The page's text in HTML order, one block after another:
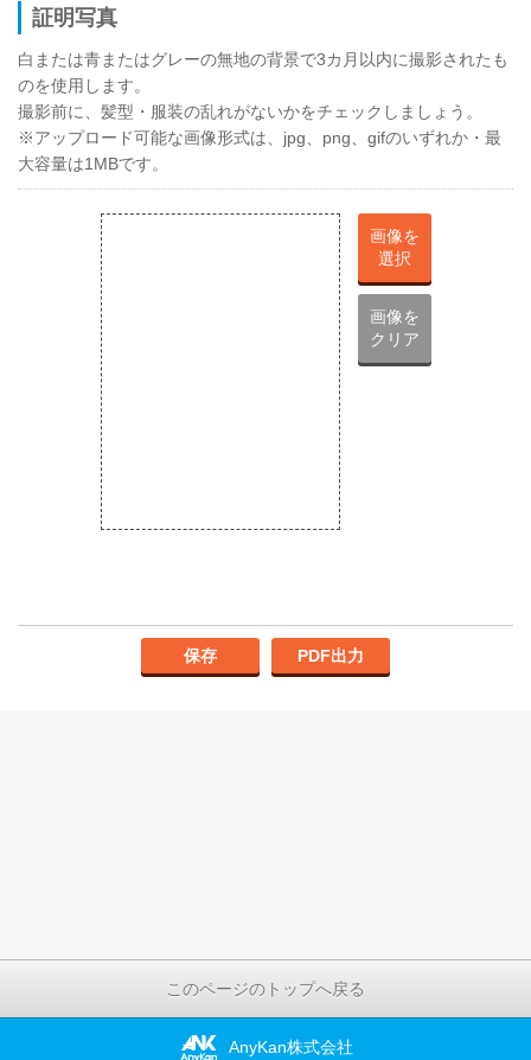
証明写真
白または青またはグレーの無地の背景で3カ月以内に撮影されたも
のを使用します。
撮影前に、髪型・服装の乱れがないかをチェックしましょう。
※アップロード可能な画像形式は、jpg、png、gifのいずれか・最
大容量は1MBです。
画像を
選択
画像を
クリア
保存 PDF出力
このページのトップへ戻る
AnyKan株式会社